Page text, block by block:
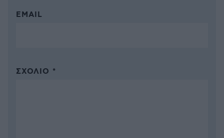
EMAIL
ΣΧΌΛΙΟ *